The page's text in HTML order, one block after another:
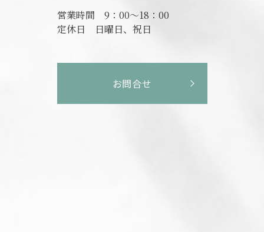
営業時間 9：00～18：00
定休日
日曜日、祝日
お問合せ